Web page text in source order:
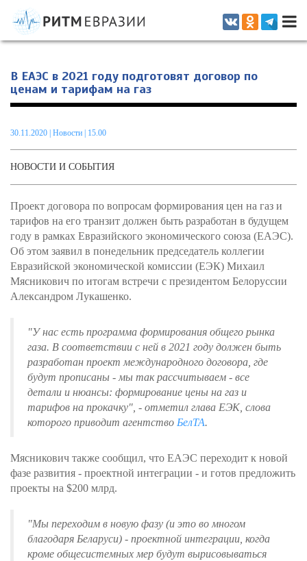
Информационно-аналитическое издание, посвященное актуальным
проблемам интеграции на постсоветском пространстве
В ЕАЭС в 2021 году подготовят договор по
ценам и тарифам на газ
30.11.2020 Новости | 15.00
НОВОСТИ И СОБЫТИЯ
Проект договора по вопросам формирования цен на газ и
тарифов на его транзит должен быть разработан в будущем
году в рамках Евразийского экономического союза (ЕАЭС).
Об этом заявил в понедельник председатель коллегии
Евразийской экономической комиссии (ЕЭК) Михаил
Мясникович по итогам встречи с президентом Белоруссии
Александром Лукашенко.
"У нас есть программа формирования общего рынка
газа. В соответствии с ней в 2021 году должен быть
разработан проект международного договора, где
будут прописаны - мы так рассчитываем - все
детали и нюансы: формирование цены на газ и
тарифов на прокачку", - отметил глава ЕЭК, слова
которого приводит агентство БелТА.
Мясникович также сообщил, что ЕАЭС переходит к новой
фазе развития - проектной интеграции - и готов предложить
проекты на $200 млрд.
"Мы переходим в новую фазу (и это во многом
благодаря Беларуси) - проектной интеграции, когда
кроме общесистемных мер будут вырисовываться